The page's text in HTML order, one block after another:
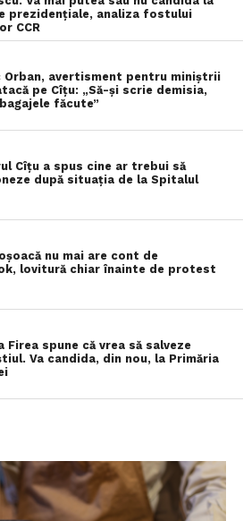
prezidențiale, analiza fostului
CCR
Orban, avertisment pentru miniștrii
pe Cîțu: „Să-și scrie demisia,
făcute”
Cîțu a spus cine ar trebui să
după situația de la Spitalul
nu mai are cont de
lovitură chiar înainte de protest
Firea spune că vrea să salveze
Va candida, din nou, la Primăria